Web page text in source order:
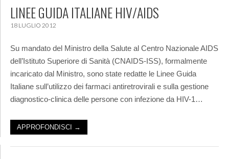
LINEE GUIDA ITALIANE HIV/AIDS
18 LUGLIO 2012
Su mandato del Ministro della Salute al Centro Nazionale AIDS
dell’Istituto Superiore di Sanità (CNAIDS-ISS), formalmente
incaricato dal Ministro, sono state redatte le Linee Guida
Italiane sull’utilizzo dei farmaci antiretrovirali e sulla gestione
diagnostico-clinica delle persone con infezione da HIV-1…
APPROFONDISCI →